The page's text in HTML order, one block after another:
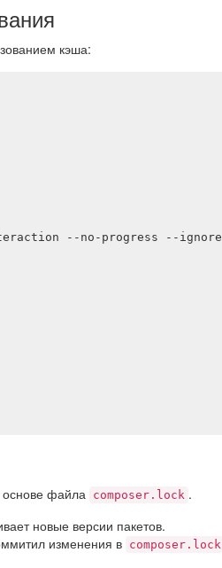
кэша:
основе файла composer.lock .
новые версии пакетов.
изменения в composer.lock